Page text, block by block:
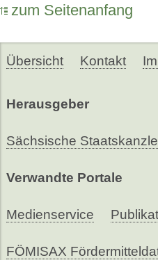
zum Seitenanfang
Übersicht Kontakt
Herausgeber
Sächsische
Verwandte Portale
Medienservice
FÖMISAX